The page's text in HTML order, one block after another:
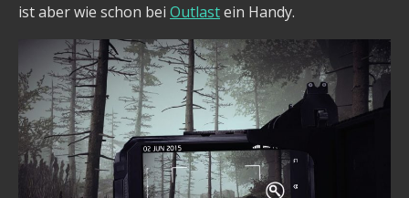
ist aber wie schon bei Outlastein Handy.